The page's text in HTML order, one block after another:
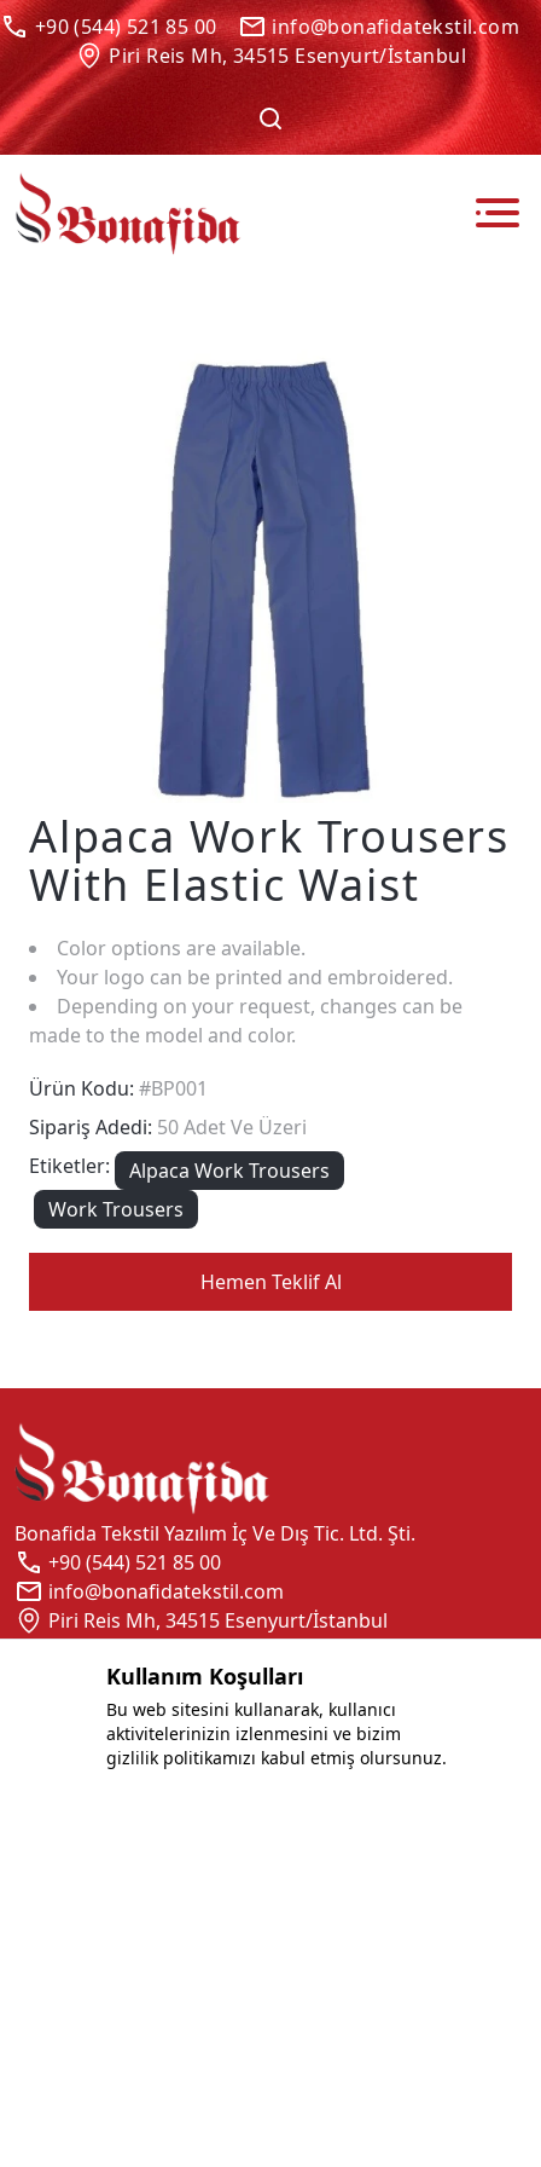
Kullanım Koşulları
Bu web sitesini kullanarak, kullanıcı
aktivitelerinizin izlenmesini ve bizim
gizlilik politikamızı kabul etmiş olursunuz.
+90 (544) 521 85 00
info@bonafidatekstil.com
Piri Reis Mh, 34515 Esenyurt/İstanbul
Alpaca Work Trousers
With Elastic Waist
Color options are available.
Your logo can be printed and embroidered.
Depending on your request, changes can be
made to the model and color.
Ürün Kodu: #BP001
Sipariş Adedi: 50 Adet Ve Üzeri
Etiketler:
Alpaca Work Trousers
Work Trousers
Hemen Teklif Al
Bonafida Tekstil Yazılım İç Ve Dış Tic. Ltd. Şti.
+90 (544) 521 85 00
info@bonafidatekstil.com
Piri Reis Mh, 34515 Esenyurt/İstanbul